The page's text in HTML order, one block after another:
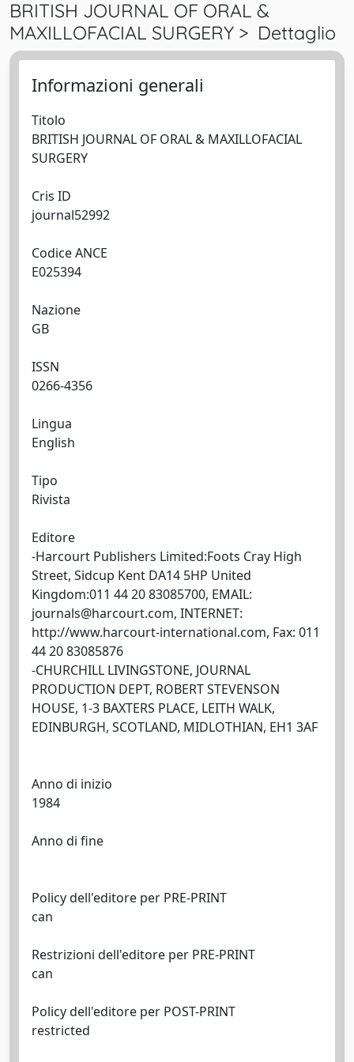
BRITISH JOURNAL OF ORAL &
MAXILLOFACIAL SURGERY > Dettaglio
Informazioni generali
Titolo
BRITISH JOURNAL OF ORAL & MAXILLOFACIAL
Cris ID
Codice ANCE
Nazione
ISSN
Lingua
Tipo
Rivista
Editore
-Harcourt Publishers Limited:Foots Cray High
Street, Sidcup Kent DA14 5HP United
Kingdom:011 44 20 83085700, EMAIL:
journals@harcourt.com, INTERNET:
http://www.harcourt-international.com, Fax: 011
44 20 83085876
-CHURCHILL LIVINGSTONE, JOURNAL
PRODUCTION DEPT, ROBERT STEVENSON
HOUSE, 1-3 BAXTERS PLACE, LEITH WALK,
EDINBURGH, SCOTLAND, MIDLOTHIAN, EH1 3AF
Anno di inizio
Anno di fine
Policy dell'editore per PRE-PRINT
Restrizioni dell'editore per PRE-PRINT
Policy dell'editore per POST-PRINT